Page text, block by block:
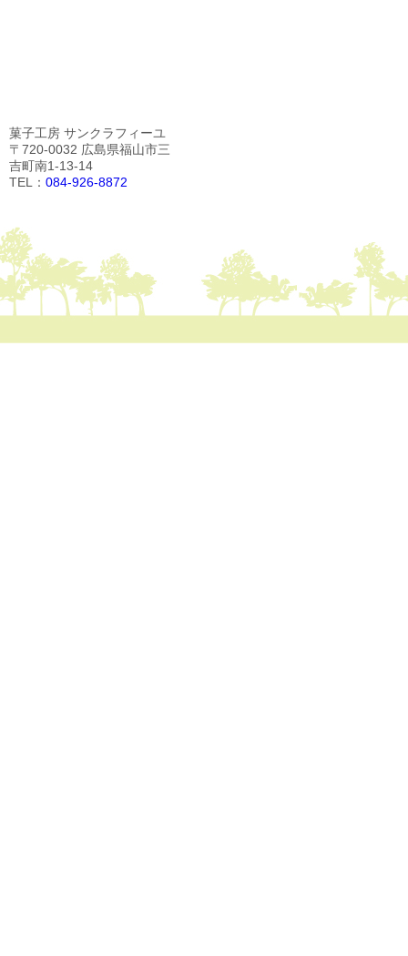
菓子工房 サンクラフィーユ
〒720-0032 広島県福山市三
吉町南1-13-14
TEL： 084-926-8872